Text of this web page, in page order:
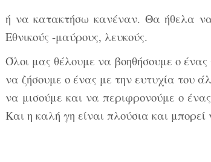
ή να κατακτήσω κανέναν. Θα ήθελα να
Εθνικούς -μαύρους, λευκούς.
Όλοι μας θέλουμε να βοηθήσουμε ο
να ζήσουμε ο ένας με την ευτυχία του
να μισούμε και να περιφρονούμε ο
Και η καλή γη είναι πλούσια και